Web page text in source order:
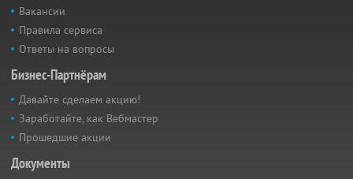
Вакансии
Правила сервиса
Ответы на вопросы
Бизнес-Партнёрам
Давайте сделаем акцию!
Заработайте, как Вебмастер
Прошедшие акции
Документы